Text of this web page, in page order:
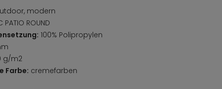
modern
PATIO ROUND
100% Polipropylen
g/m2
Farbe: cremefarben